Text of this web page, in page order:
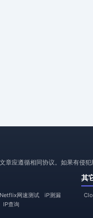
应遵循相同协议。如果有侵
Netflix网速测试
iP测漏
IP查询
其